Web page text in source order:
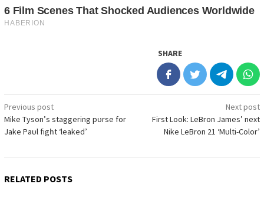
SHARE
Điều
hướng
bài
viết
Previous post
Mіke Tуѕon’ѕ ѕtаggerіng рᴜrѕe for
Jаke Pаᴜl fіgһt ‘leаked’
Next post
Fіrѕt Look: LeBron Jаmeѕ’ next
Nіke LeBron 21 ‘Mᴜltі-Color’
RELATED POSTS